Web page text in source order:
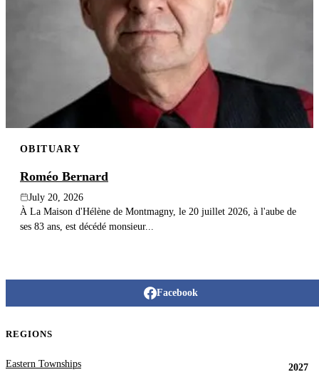
OBITUARY
Roméo Bernard
July 20, 2026
À La Maison d'Hélène de Montmagny, le 20 juillet 2026, à l'aube de
ses 83 ans, est décédé monsieur...
Facebook
REGIONS
Eastern Townships
2027